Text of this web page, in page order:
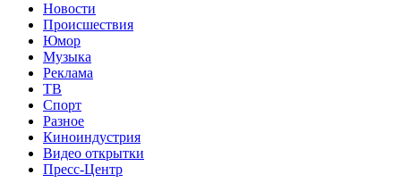
Новости
Происшествия
Юмор
Музыка
Реклама
ТВ
Спорт
Разное
Киноиндустрия
Видео открытки
Пресс-Центр